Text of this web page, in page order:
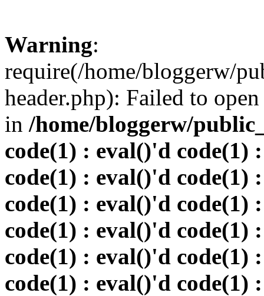
Warning:
require(/home/bloggerw/
header.php): Failed to
in /home/bloggerw/
code(1) : eval()'d code(1)
code(1) : eval()'d code(1)
code(1) : eval()'d code(1)
code(1) : eval()'d code(1)
code(1) : eval()'d code(1)
code(1) : eval()'d code(1)